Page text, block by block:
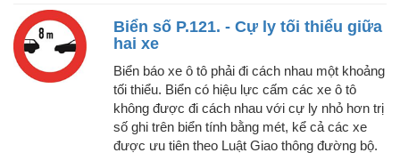
Biển số P.121. - Cự ly tối thiểu giữa
hai xe
Biển báo xe ô tô phải đi cách nhau một khoảng
tối thiểu. Biển có hiệu lực cấm các xe ô tô
không được đi cách nhau với cự ly nhỏ hơn trị
số ghi trên biển tính bằng mét, kể cả các xe
được ưu tiên theo Luật Giao thông đường bộ.